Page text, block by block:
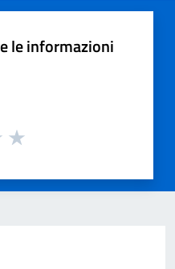
le informazioni